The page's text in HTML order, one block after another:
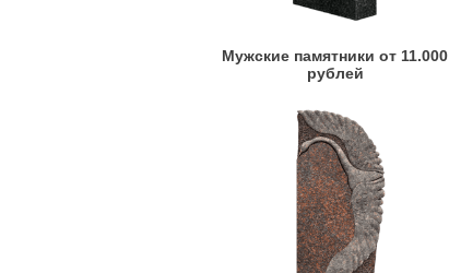
Мужские памятники от 11.000
рублей